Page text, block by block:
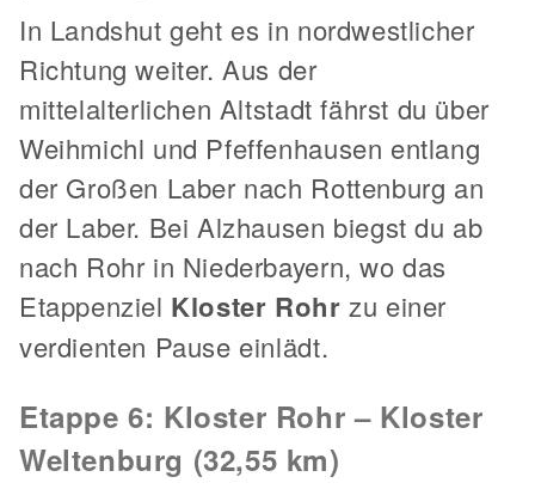
In Landshut geht es in nordwestlicher
Richtung weiter. Aus der
mittelalterlichen Altstadt fährst du über
Weihmichl und Pfeffenhausen entlang
der Großen Laber nach Rottenburg an
der Laber. Bei Alzhausen biegst du ab
nach Rohr in Niederbayern, wo das
Etappenziel Kloster Rohr zu einer
verdienten Pause einlädt.
Etappe 6: Kloster Rohr – Kloster
Weltenburg (32,55 km)